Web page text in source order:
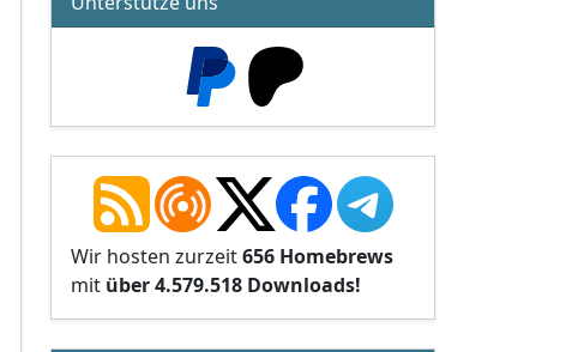
Wir hosten zurzeit656 Homebrews
mit über 4.579.518 Downloads!